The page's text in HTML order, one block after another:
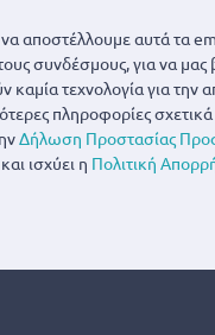
αποστέλλουμε αυτά τα
συνδέσμους, για να
καμία τεχνολογία για την
πληροφορίες
Δήλωση Προστασίας
ισχύει η Πολιτική